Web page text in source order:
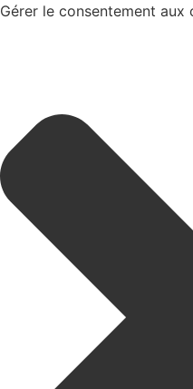
Gérer le consentement aux